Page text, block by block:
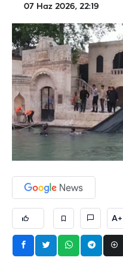
07 Haz 2026, 22:19
A+